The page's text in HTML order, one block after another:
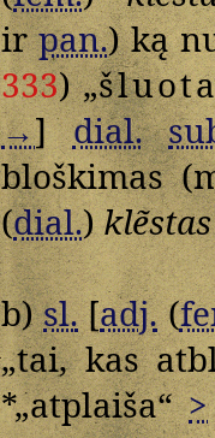
irpan.) ką
333) „
→]dial.
bloškimas
(dial.)klẽstas
b)sl.[adj.(
„tai, kas
*„atplaiša“>